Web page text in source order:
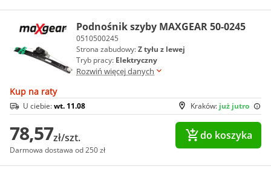
Podnośnik szyby MAXGEAR 50-0245
0510500245
Strona zabudowy:Z tyłu z lewej
Tryb pracy: Elektryczny
Rozwiń więcej danych
Kup na raty
Kraków: już jutro
U ciebie:wt. 11.08
78,57zł/szt.
Darmowa dostawa od 250 zł
do koszyka